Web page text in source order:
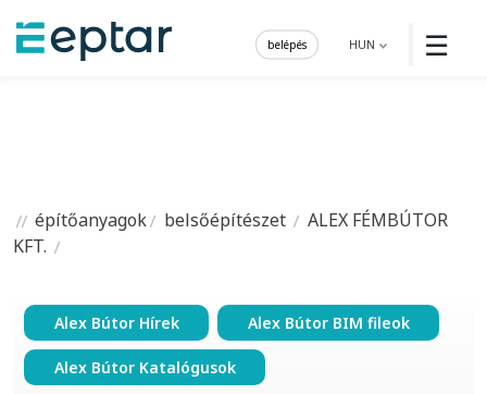
☰
HUN
belépés
építőanyagok belsőépítészet
ALEX FÉMBÚTOR
KFT.
Alex Bútor Hírek Alex Bútor BIM fileok
Alex Bútor Katalógusok